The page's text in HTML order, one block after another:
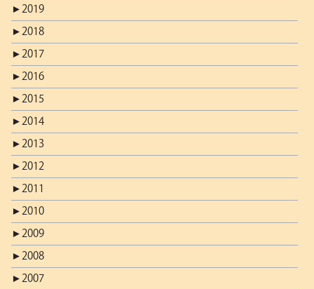
► 2019
► 2018
► 2017
► 2016
► 2015
► 2014
► 2013
► 2012
► 2011
► 2010
► 2009
► 2008
► 2007